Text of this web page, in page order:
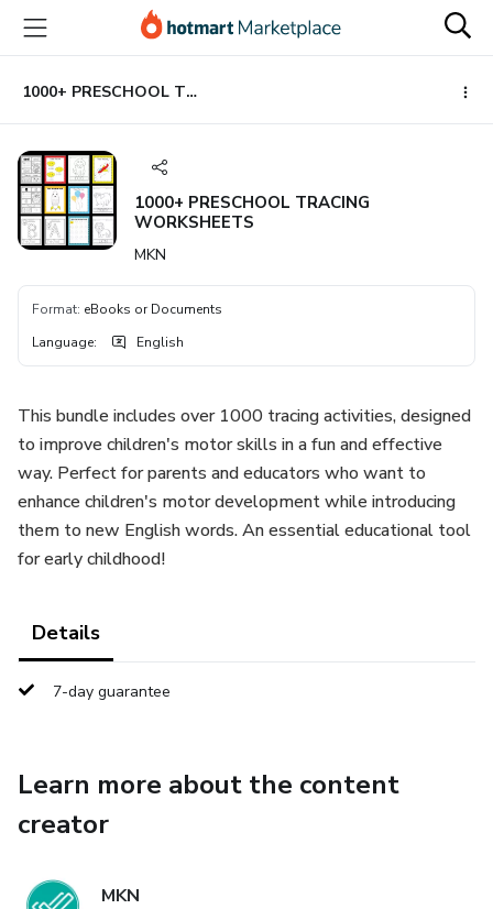
main
content
1000+ PRESCHOOL TRACING WORKSHEETS
1000+ PRESCHOOL TRACING
WORKSHEETS
MKN
Format: eBooks or Documents
Language: English
This bundle includes over 1000 tracing activities, designed
to improve children's motor skills in a fun and effective
way. Perfect for parents and educators who want to
enhance children's motor development while introducing
them to new English words. An essential educational tool
for early childhood!
Details
7-day guarantee
Learn more about the content
creator
MKN